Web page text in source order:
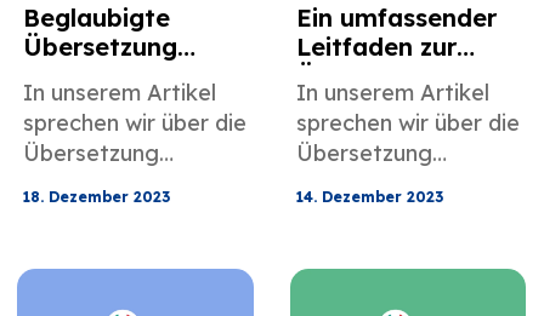
Beglaubigte
Übersetzung
Heiratsurkunden
In unserem Artikel
sprechen wir über die
Übersetzung
18. Dezember 2023
Ein umfassender
Leitfaden zur
Übersetzung
chinesischer
Geburtsurkunden
In unserem Artikel
sprechen wir über die
Übersetzung
14. Dezember 2023